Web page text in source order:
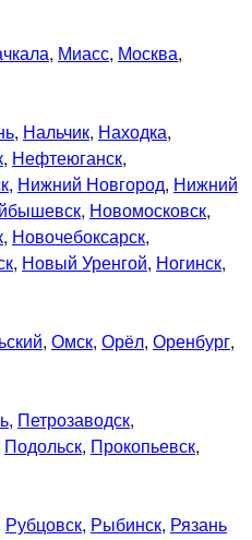
, Миасс, Москва,
, Нальчик, Находка,
, Нефтеюганск,
, Нижний Новгород, Нижний
, Новомосковск,
, Новочебоксарск,
, Новый Уренгой, Ногинск,
, Омск, Орёл, Оренбург,
, Петрозаводск,
Подольск, Прокопьевск,
Рубцовск, Рыбинск, Рязань